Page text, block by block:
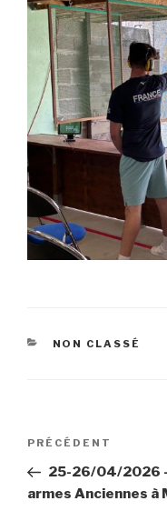
CATÉGORIES
NON CLASSÉ
Navigation
l’article
Article
précédent
PRÉCÉDENT
25-26/04/2026
armes Anciennes à